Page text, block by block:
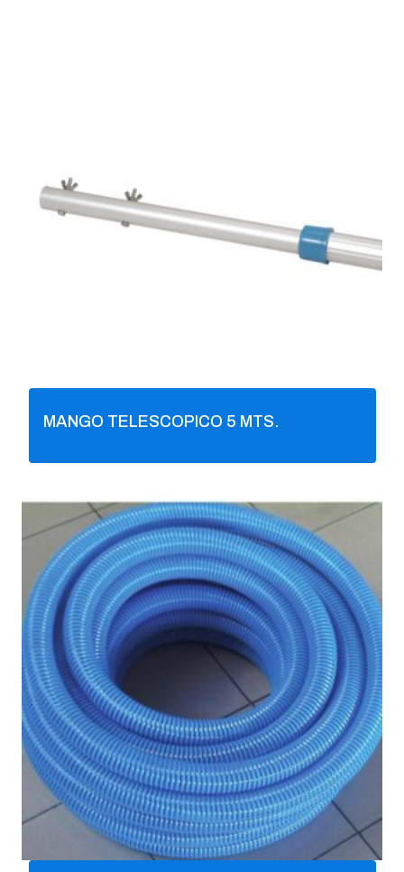
MANGO TELESCOPICO 5 MTS.